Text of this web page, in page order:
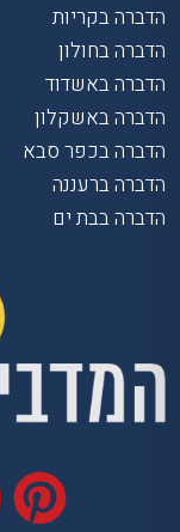
הדברה בקריות
הדברה בחולון
הדברה באשדוד
הדברה באשקלון
הדברה בכפר סבא
הדברה ברעננה
הדברה בבת ים